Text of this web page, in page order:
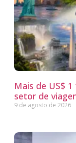
Mais de US$
setor de
9 de agosto de 2026